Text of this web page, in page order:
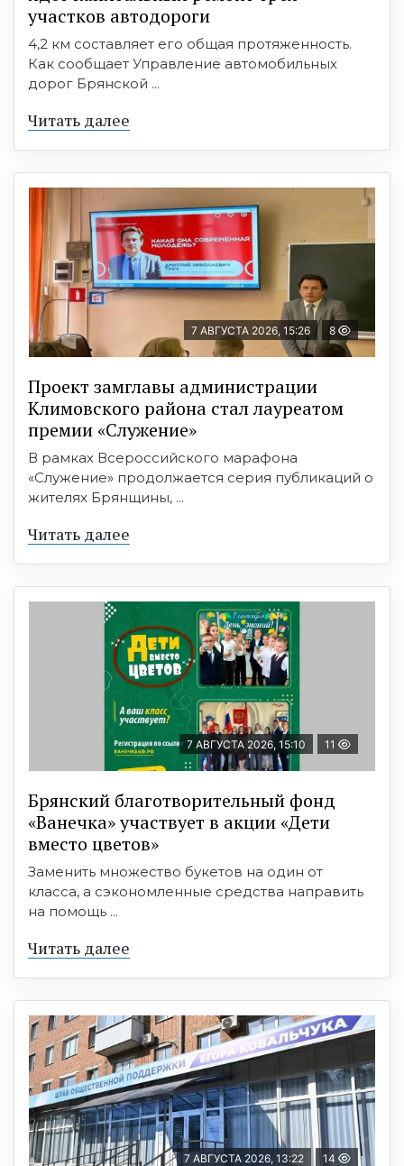
участков автодороги
4,2 км составляет его общая протяженность.
Как сообщает Управление автомобильных
дорог Брянской ...
Читать далее
7 АВГУСТА 2026, 15:26 8
Проект замглавы администрации
Климовского района стал лауреатом
премии «Служение»
В рамках Всероссийского марафона
«Служение» продолжается серия публикаций о
жителях Брянщины, ...
Читать далее
7 АВГУСТА 2026, 15:10 11
Брянский благотворительный фонд
«Ванечка» участвует в акции «Дети
вместо цветов»
Заменить множество букетов на один от
класса, а сэкономленные средства направить
на помощь ...
Читать далее
7 АВГУСТА 2026, 13:22 14